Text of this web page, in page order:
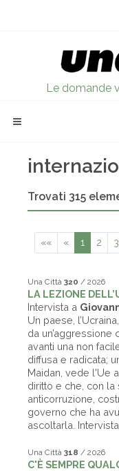
Le domande
Trovati 315
«« « 1 2 3
Una Città 320 / 2026
LA LEZIONE
Intervista a
Un paese,
da un’aggressione
avanti una non
diffusa e radicata;
Maidan, vede l'Ue
diritto e che, con la
anticorruzione,
governo che ha
ascoltarla.
Una Città 318 / 2026
C'È SEMPRE